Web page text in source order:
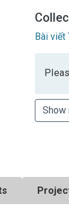
Bài viết
Show